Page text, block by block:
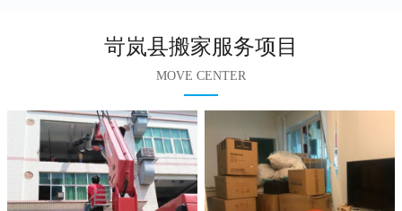
岢岚县搬家服务项目
MOVE CENTER